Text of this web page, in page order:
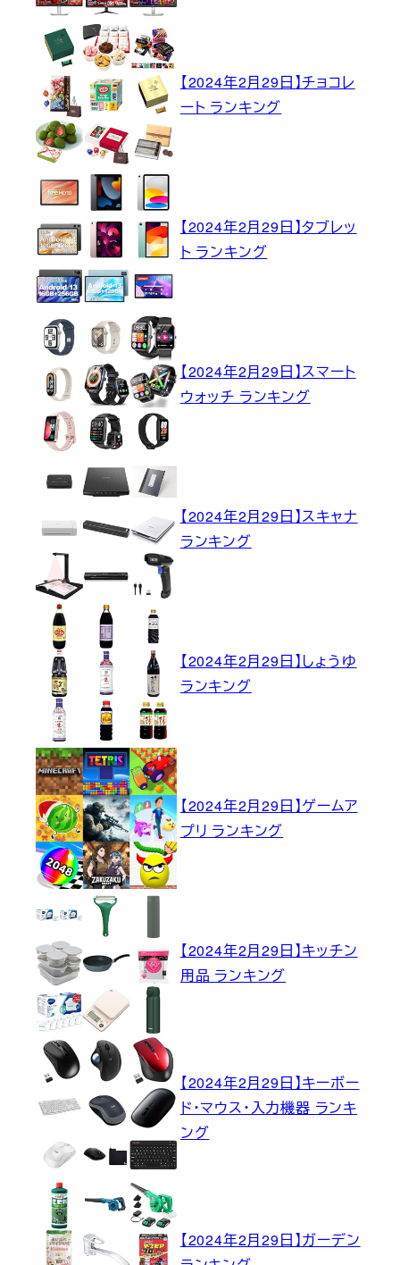
【2024年2月29日】チョコレ
ート ランキング
【2024年2月29日】タブレッ
ト ランキング
【2024年2月29日】スマート
ウォッチ ランキング
【2024年2月29日】スキャナ
ランキング
【2024年2月29日】しょうゆ
ランキング
【2024年2月29日】ゲームア
プリ ランキング
【2024年2月29日】キッチン
用品 ランキング
【2024年2月29日】キーボー
ド・マウス・入力機器 ランキ
ング
【2024年2月29日】ガーデン